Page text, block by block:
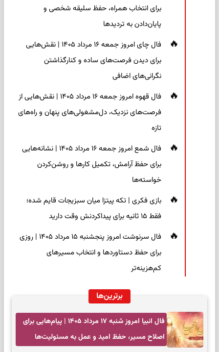
برای انتخاب همراه، حفظ سلیقه شخصی و
پایان‌دادن به تردیدها
فال چای امروز جمعه ۱۶ مرداد ۱۴۰۵ | نقش‌هایی
برای دیدن فرصت‌های ساده و کنارگذاشتن
نگرانی‌های اضافی
فال قهوه امروز جمعه ۱۶ مرداد ۱۴۰۵ | نقش‌هایی از
فرصت‌های نزدیک، دل‌مشغولی‌های پنهان و راه‌های
تازه
فال شمع امروز جمعه ۱۶ مرداد ۱۴۰۵ | نشانه‌هایی
برای حفظ آرامش، تکمیل کارها و روشن‌کردن
خواسته‌ها
بازی فکری | تکه پیتزا میان سبزیجات قایم شده؛
فقط ۱۵ ثانیه برای پیداکردنش وقت دارید
فال سرنوشت امروز پنجشنبه ۱۵ مرداد ۱۴۰۵ | روزی
برای حفظ دستاوردها و انتخاب مسیرهای
کم‌هزینه‌تر
برترین‌ها
فال انبیا امروز شنبه ۱۷ مرداد ۱۴۰۵ | پیام‌هایی برای
اصلاح مسیر، حفظ امید و عمل به مسئولیت‌ها